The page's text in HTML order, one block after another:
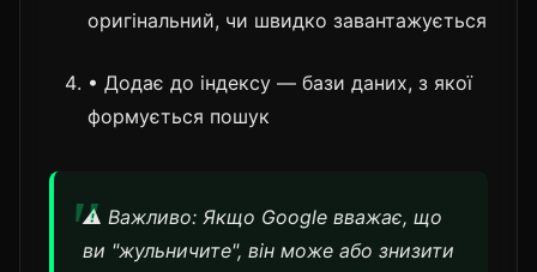
оригінальний, чи швидко завантажується
• Додає до індексу — бази даних, з якої
формується пошук
⚠️ Важливо: Якщо Google вважає, що
ви "жульничите", він може або знизити